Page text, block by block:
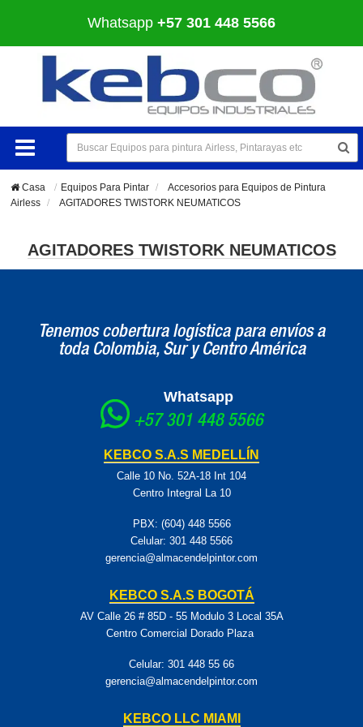
Whatsapp +57 301 448 5566
Casa Equipos Para Pintar >
Accesorios para Equipos de Pintura
Airless > AGITADORES TWISTORK NEUMATICOS
AGITADORES TWISTORK NEUMATICOS
Tenemos cobertura logística para envíos a
toda Colombia, Sur y Centro América
Whatsapp
+57 301 448 5566
KEBCO S.A.S MEDELLÍN
Calle 10 No. 52A-18 Int 104
Centro Integral La 10
PBX: (604) 448 5566
Celular: 301 448 5566
gerencia@almacendelpintor.com
KEBCO S.A.S BOGOTÁ
AV Calle 26 # 85D - 55 Modulo 3 Local 35A
Centro Comercial Dorado Plaza
Celular: 301 448 55 66
gerencia@almacendelpintor.com
KEBCO LLC MIAMI